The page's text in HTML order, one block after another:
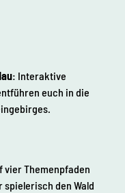
: Interaktive
euch in die
vier Themenpfaden
den Wald